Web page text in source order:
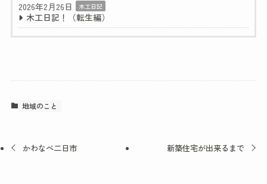
2026年2月26日
木工日記
木工日記！（転生編）
地域のこと
かわなべ二日市 新築住宅が出来るまで